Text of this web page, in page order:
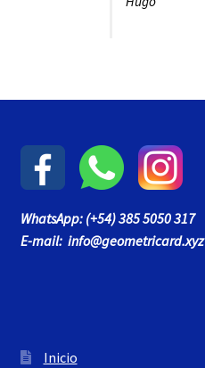
WhatsApp: (+54) 385 5050 317
E-mail: info@geometricard.xyz
Inicio